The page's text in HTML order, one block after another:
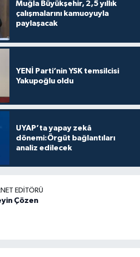
Muğla Büyükşehir, 2,5 yıllık
çalışmalarını kamuoyuyla
paylaşacak
YENİ Parti’nin YSK temsilcisi
Yakupoğlu oldu
UYAP’ta yapay zekâ
dönemi:Örgüt bağlantıları
analiz edilecek
EDITÖRÜ
Çözen